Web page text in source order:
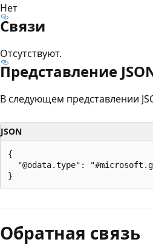
Нет
Связи
Отсутствуют.
Представление
В следующем представлении
JSON
{
"@odata.type":
чтения
выключен
Обратная связь